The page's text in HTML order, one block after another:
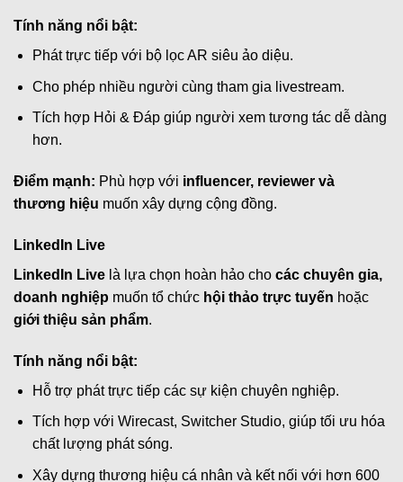
Tính năng nổi bật:
Phát trực tiếp với bộ lọc AR siêu ảo diệu.
Cho phép nhiều người cùng tham gia livestream.
Tích hợp Hỏi & Đáp giúp người xem tương tác dễ dàng
hơn.
Điểm mạnh: Phù hợp với influencer, reviewer và
thương hiệu muốn xây dựng cộng đồng.
LinkedIn Live
LinkedIn Live là lựa chọn hoàn hảo cho các chuyên gia,
doanh nghiệp muốn tổ chức hội thảo trực tuyến hoặc
giới thiệu sản phẩm.
Tính năng nổi bật:
Hỗ trợ phát trực tiếp các sự kiện chuyên nghiệp.
Tích hợp với Wirecast, Switcher Studio, giúp tối ưu hóa
chất lượng phát sóng.
Xây dựng thương hiệu cá nhân và kết nối với hơn 600